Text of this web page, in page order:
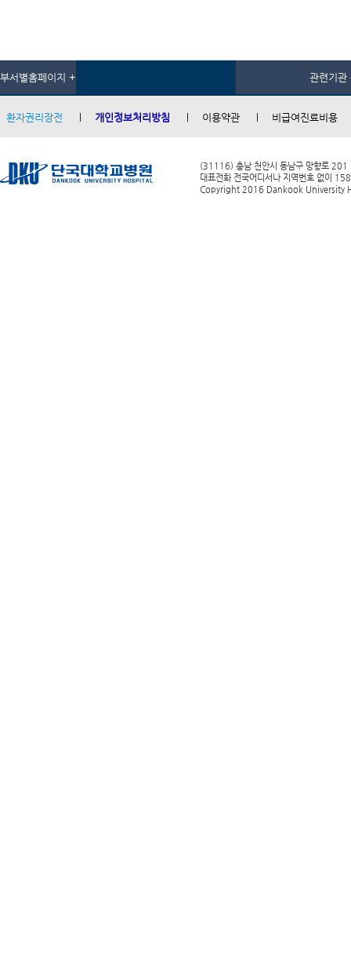
부서별홈페이지 + 관련기관
환자권리장전 개인정보처리방침 이용약관 비급여진료비용
(31116) 충남 천안시 동남구 망향로 201
대표전화 전국어디서나 지역번호 없이
Copyright 2016 Dankook University